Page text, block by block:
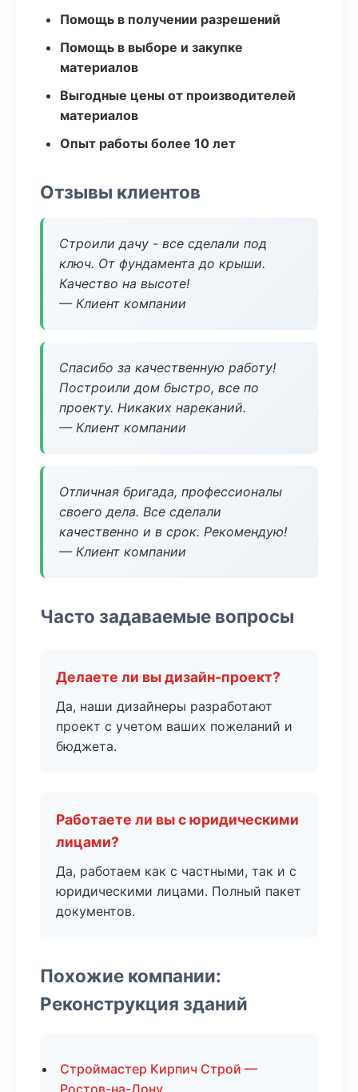
Помощь в получении разрешений
Помощь в выборе и закупке
материалов
Выгодные цены от производителей
материалов
Опыт работы более 10 лет
Отзывы клиентов
Строили дачу - все сделали под
ключ. От фундамента до крыши.
Качество на высоте!
— Клиент компании
Спасибо за качественную работу!
Построили дом быстро, все по
проекту. Никаких нареканий.
— Клиент компании
Отличная бригада, профессионалы
своего дела. Все сделали
качественно и в срок. Рекомендую!
— Клиент компании
Часто задаваемые вопросы
Делаете ли вы дизайн-проект?
Да, наши дизайнеры разработают
проект с учетом ваших пожеланий и
бюджета.
Работаете ли вы с юридическими
лицами?
Да, работаем как с частными, так и с
юридическими лицами. Полный пакет
документов.
Похожие компании:
Реконструкция зданий
Строймастер Кирпич Строй —
Ростов-на-Дону